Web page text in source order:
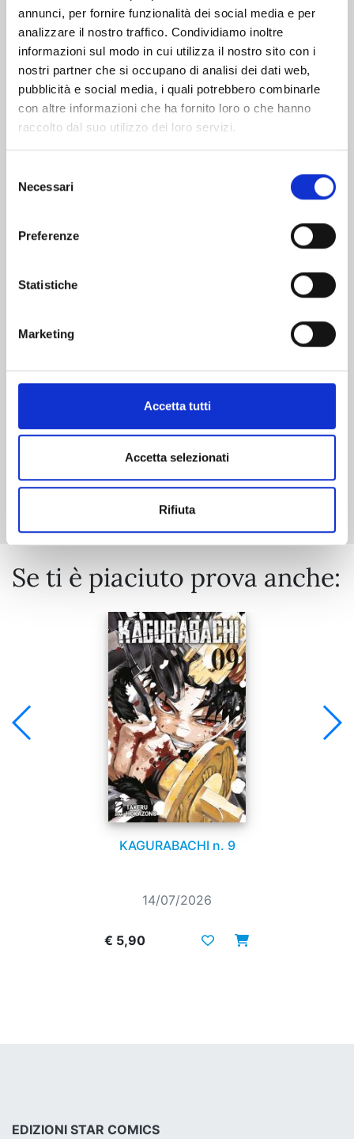
annunci, per fornire funzionalità dei social media e per
analizzare il nostro traffico. Condividiamo inoltre
informazioni sul modo in cui utilizza il nostro sito con i
nostri partner che si occupano di analisi dei dati web,
pubblicità e social media, i quali potrebbero combinarle
con altre informazioni che ha fornito loro o che hanno
raccolto dal suo utilizzo dei loro servizi.
delNecessari
Preferenze
Statistiche
Marketing
Accetta tutti
Accetta selezionati
Rifiuta
Altri volumi della serie
WELCOME TO THE BALLROOM n. 12
€ 5,90
Mostra tutto
Se ti è piaciuto prova anche:
KAGURABACHI n. 9
14/07/2026
€ 5,90
EDIZIONI STAR COMICS